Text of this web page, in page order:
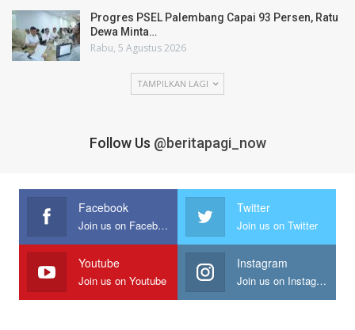
Progres PSEL Palembang Capai 93 Persen, Ratu
Dewa Minta…
Rabu, 5 Agustus 2026
TAMPILKAN LAGI
Follow Us @beritapagi_now
Facebook
Join us on Facebook
Twitter
Join us on Twitter
Youtube
Join us on Youtube
Instagram
Join us on Instagram